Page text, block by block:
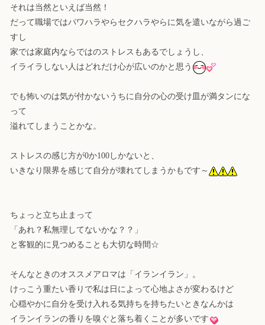
それは当然といえば当然！
だって職場ではパワハラやらセクハラやらに気を遣いながら過ご
すし
家では家庭内ならではのストレスもあるでしょうし、
イライラしない人はどれだけ心が広いのかと思う
でも怖いのは気が付かないうちに自分の心の受け皿が満タンにな
って
溢れてしまうことかな。
ストレスの感じ方が0か100しかないと、
いきなり限界を感じて自分が壊れてしまうかもです～
ちょっと立ち止まって
「あれ？私無理してないかな？？」
と客観的に見つめることも大切な時間☆
そんなときのオススメアロマは「イランイラン」。
けっこう重たい香りで私は日によって心地よさが変わるけど
心穏やかに自分を受け入れる気持ちを持ちたいときなんかは
イランイランの香りを嗅ぐと落ち着くことが多いです